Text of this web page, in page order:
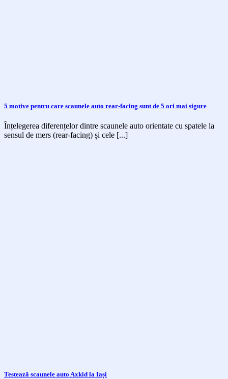
5 motive pentru care scaunele auto rear-facing sunt de 5 ori mai sigure
Înțelegerea diferențelor dintre scaunele auto orientate cu spatele la
sensul de mers (rear-facing) și cele [...]
Testează scaunele auto Axkid la Iași